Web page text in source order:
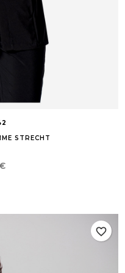
STRECHT
favorite_border